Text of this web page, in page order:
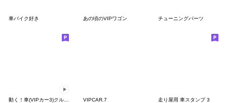
車バイク好き あの頃のVIPワゴン チューニングパーツ
VIPCAR.7 走り屋用 車スタンプ 3